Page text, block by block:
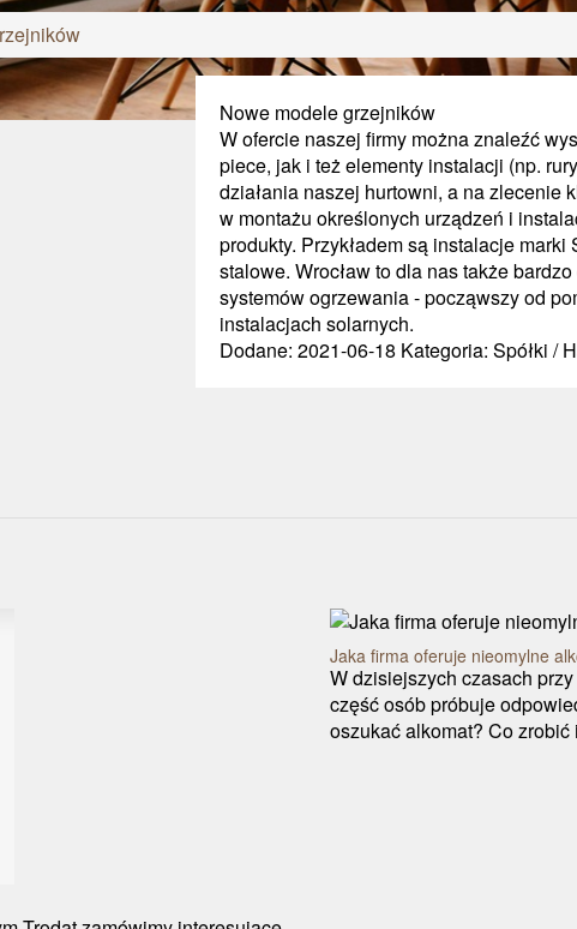
Nowe modele grzejników
W ofercie naszej firmy można znaleźć
piece, jak i też elementy instalacji (np.
działania naszej hurtowni, a na zlecenie
w montażu określonych urządzeń i
produkty. Przykładem są instalacje
stalowe. Wrocław to dla nas także
systemów ogrzewania - począwszy od
instalacjach solarnych.
Dodane: 2021-06-18 Kategoria: Spółki /
Jaka firma oferuje nieomylne
W dzisiejszych czasach
część osób próbuje
oszukać alkomat? Co